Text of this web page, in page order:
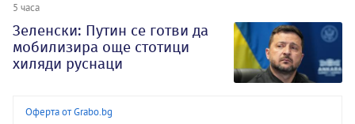
5 часа
Зеленски: Путин се готви да
мобилизира още стотици
хиляди руснаци
Оферта от Grabo.bg